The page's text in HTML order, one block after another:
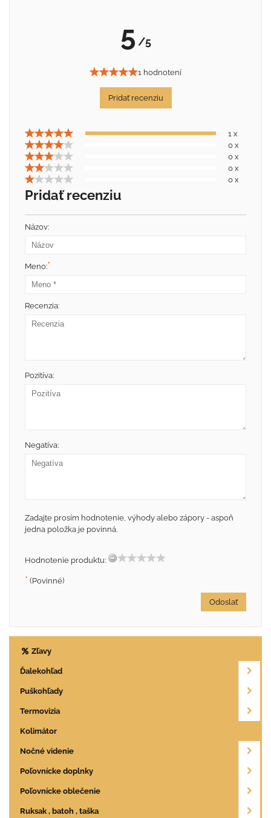
5 /5
1 hodnotení
Pridať recenziu
1 x
0 x
0 x
0 x
0 x
Pridať recenziu
Názov:
Meno:*
Recenzia:
Pozitíva:
Negatíva:
Zadajte prosím hodnotenie, výhody alebo zápory - aspoň
jedna položka je povinná.
Hodnotenie produktu:
* (Povinné)
Odoslať
Zľavy
Ďalekohľad
Puškohľady
Termovizia
Kolimátor
Nočné videnie
Poľovnícke doplnky
Poľovnícke oblečenie
Ruksak , batoh , taška